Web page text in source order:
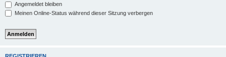
Angemeldet bleiben
Meinen Online-Status während dieser Sitzung verbergen